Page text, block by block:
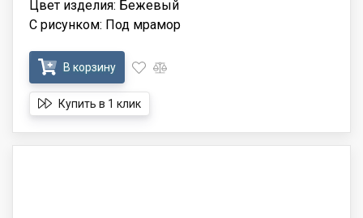
Цвет изделия: Бежевый
С рисунком: Под мрамор
В корзину
Купить в 1 клик